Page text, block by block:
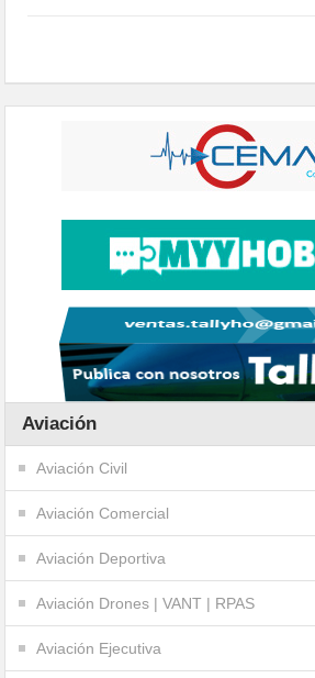
Aviación
Aviación Civil
Aviación Comercial
Aviación Deportiva
Aviación Drones | VANT | RPAS
Aviación Ejecutiva